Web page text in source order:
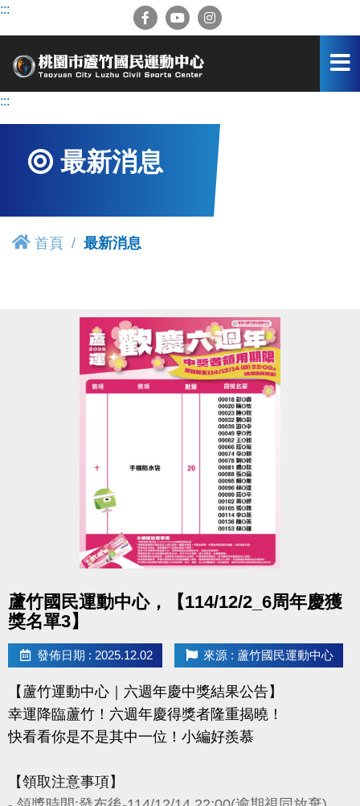
跳
容
:::
:::
最新消息
首頁 最新消息
蘆竹國民運動中心，【114/12/2_6周年慶獲
獎名單3】
發佈日期 : 2025.12.02 來源 : 蘆竹國民運動中心
【蘆竹運動中心｜六週年慶中獎結果公告】
幸運降臨蘆竹！六週年慶得獎者隆重揭曉！
快看看你是不是其中一位！小編好羨慕
【領取注意事項】